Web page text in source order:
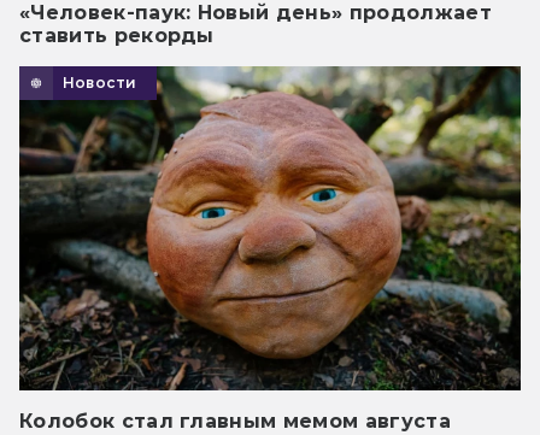
«Человек-паук: Новый день» продолжает
ставить рекорды
Новости
Колобок стал главным мемом августа